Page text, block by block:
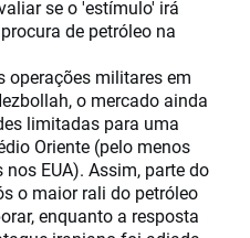
se o 'estímulo' irá
de petróleo na
operações militares em
o mercado ainda
limitadas para uma
Oriente (pelo menos
EUA). Assim, parte do
o maior rali do petróleo
enquanto a resposta